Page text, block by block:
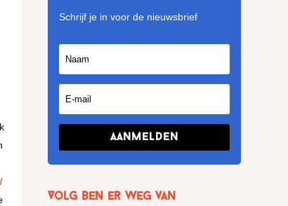
Schrijf je in voor de nieuwsbrief
Aanmelden
Volg Ben er weg van